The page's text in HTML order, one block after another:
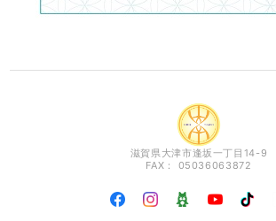
滋賀県大津市逢坂一丁目14-9
FAX： 05036063872